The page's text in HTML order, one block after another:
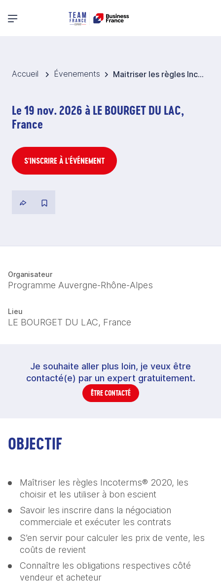
Menu principal
Accueil Évenements Maitriser les règles Incoterms® de l’ICC 2020
Le 19 nov. 2026 à LE BOURGET DU LAC,
France
S'INSCRIRE À L'ÉVÉNEMENT
Organisateur
Programme Auvergne-Rhône-Alpes
Lieu
LE BOURGET DU LAC, France
Je souhaite aller plus loin, je veux être
contacté(e) par un expert gratuitement.
ÊTRE CONTACTÉ
OBJECTIF
Maîtriser les règles Incoterms® 2020, les
choisir et les utiliser à bon escient
Savoir les inscrire dans la négociation
commerciale et exécuter les contrats
S’en servir pour calculer les prix de vente, les
coûts de revient
Connaître les obligations respectives côté
vendeur et acheteur